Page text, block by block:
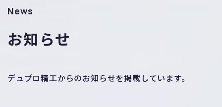
News
お知らせ
デュプロ精工からのお知らせを掲載しています。